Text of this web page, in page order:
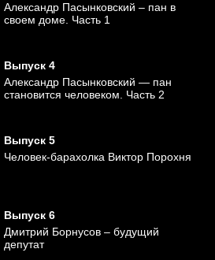
Александр Пасынковский – пан в
своем доме. Часть 1
Выпуск 4
Александр Пасынковский — пан
становится человеком. Часть 2
Выпуск 5
Человек-барахолка Виктор Порохня
Выпуск 6
Дмитрий Борнусов – будущий
депутат